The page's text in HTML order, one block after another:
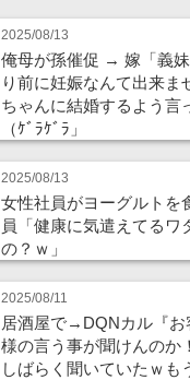
2025/08/13
俺母が孫催促 → 嫁「義
り前に妊娠なんて出来ま
ちゃんに結婚するよう言
（ｹﾞﾗｹﾞﾗ」
2025/08/13
女性社員がヨーグルトを
員「健康に気遣えてるワ
の？ｗ」
2025/08/11
居酒屋で→DQNカル『お
様の言う事が聞けんのか
しばらく聞いていたｗも